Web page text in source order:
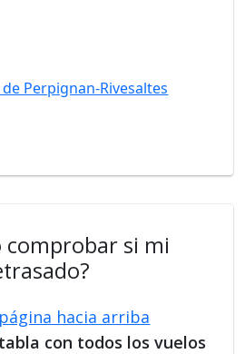
Perpignan-Rivesaltes
comprobar si mi
hacia arriba
tabla con todos los vuelos